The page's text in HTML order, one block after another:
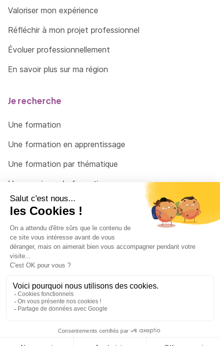
Valoriser mon expérience
Réfléchir à mon projet professionnel
Évoluer professionnellement
En savoir plus sur ma région
Je recherche
Une formation
Une formation en apprentissage
Une formation par thématique
Un organisme de formation
Un conseiller
Une solution pour raccrocher
© 2026 - Côté Formations - par Via Compétences
Menu Pied de page
Mentions Légales
Politique de confidentialité